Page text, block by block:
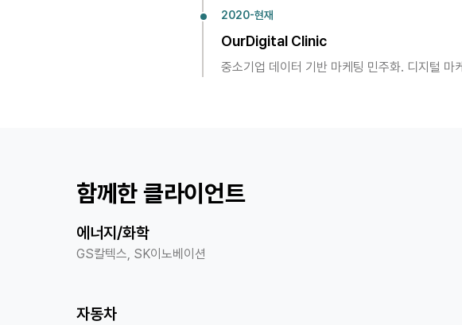
2020-현재
OurDigital Clinic
중소기업 데이터 기반 마케팅 민주화. 디지털
함께한 클라이언트
에너지/화학
GS칼텍스, SK이노베이션
자동차